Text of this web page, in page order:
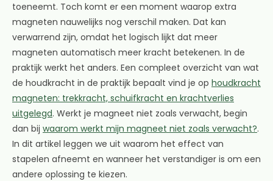
toeneemt. Toch komt er een moment waarop extra
magneten nauwelijks nog verschil maken. Dat kan
verwarrend zijn, omdat het logisch lijkt dat meer
magneten automatisch meer kracht betekenen. In de
praktijk werkt het anders. Een compleet overzicht van wat
de houdkracht in de praktijk bepaalt vind je op houdkracht
magneten: trekkracht, schuifkracht en krachtverlies
uitgelegd. Werkt je magneet niet zoals verwacht, begin
dan bij waarom werkt mijn magneet niet zoals verwacht?.
In dit artikel leggen we uit waarom het effect van
stapelen afneemt en wanneer het verstandiger is om een
andere oplossing te kiezen.